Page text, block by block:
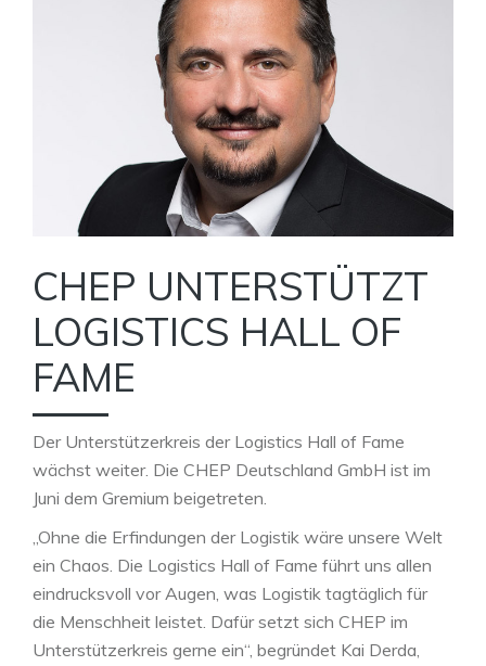
CHEP UNTERSTÜTZT
LOGISTICS HALL OF
FAME
Der Unterstützerkreis der Logistics Hall of Fame
wächst weiter. Die CHEP Deutschland GmbH ist im
Juni dem Gremium beigetreten.
„Ohne die Erfindungen der Logistik wäre unsere Welt
ein Chaos. Die Logistics Hall of Fame führt uns allen
eindrucksvoll vor Augen, was Logistik tagtäglich für
die Menschheit leistet. Dafür setzt sich CHEP im
Unterstützerkreis gerne ein“, begründet Kai Derda,